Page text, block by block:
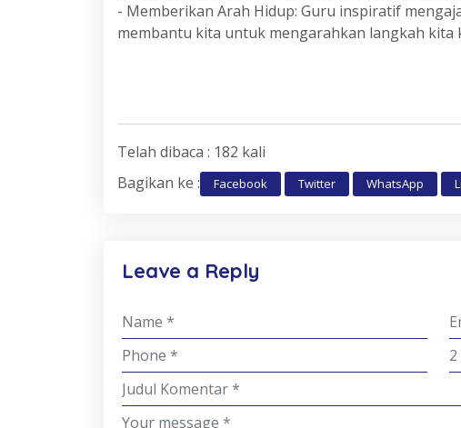
- Memberikan Arah Hidup: Guru inspiratif
membantu kita untuk mengarahkan langkah kita
Telah dibaca : 182 kali
Bagikan ke :
Facebook Twitter WhatsApp
Leave a Reply